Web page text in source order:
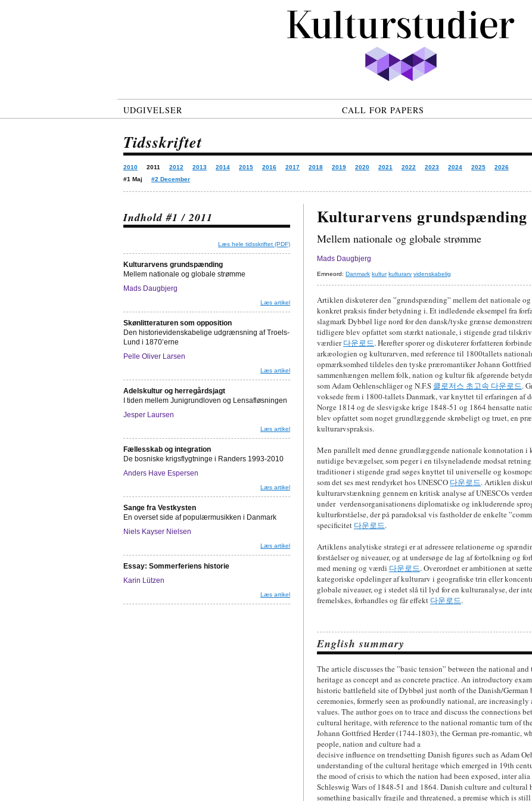
UDGIVELSER CALL FOR PAPERS
Tidsskriftet
2010 2011 2012 2013 2014 2015 2016 2017 2018 2019 2020 2021 2022 2023 2024 2025
2026
#1 Maj
#2 December
Indhold #1 / 2011
Læs hele tidsskriftet (PDF)
Kulturarvens grundspænding
Mellem nationale og globale strømme
Mads Daugbjerg
Læs artikel
Skønlitteraturen som opposition
Den historievidenskabelige udgrænsning af Troels-
Lund i 1870’erne
Pelle Oliver Larsen
Læs artikel
Adelskultur og herregårdsjagt
I tiden mellem Junigrundloven og Lensafløsningen
Jesper Laursen
Læs artikel
Fællesskab og integration
De bosniske krigsflygtninge i Randers 1993-2010
Anders Have Espersen
Læs artikel
Sange fra Vestkysten
En overset side af populærmusikken i Danmark
Niels Kayser Nielsen
Læs artikel
Essay: Sommerferiens historie
Karin Lützen
Læs artikel
Kulturarvens grundspænding
Mellem nationale og globale strømme
Mads Daugbjerg
Emneord: Danmark kultur kulturarv videnskabelig
Artiklen diskuterer den ”grundspænding” mellem det nationale
konkret praksis finder betydning i. Et indledende eksempel fra
slagmark Dybbøl lige nord for den dansk/tyske grænse
tidligere blev opfattet som stærkt nationale, i stigende grad
værdier다운로드. Herefter sporer og diskuterer forfatteren
arkæologien og kulturarven, med reference til 1800tallets
opmærksomhed tildeles den tyske præromantiker Johann
sammenhængen mellem folk, nation og kultur fik afgørende
som Adam Oehlenschläger og N.F.S 클로저스 초고속 다운로드.
voksede frem i 1800-tallets Danmark, var knyttet til erfaringen af
Norge 1814 og de slesvigske krige 1848-51 og 1864 hensatte
blev opfattet som noget grundlæggende skrøbeligt og truet, en
kulturarvspraksis.
Men parallelt med denne grundlæggende nationale konnotation i
nutidige bevægelser, som peger i en tilsyneladende modsat
traditioner i stigende grad søges knyttet til universelle og
som det ses mest rendyrket hos UNESCO 다운로드. Artiklen
kulturarvstænkning gennem en kritisk analyse af UNESCOs
under verdensorganisationens diplomatiske og inkluderende
kulturforståelse, der på paradoksal vis fastholder de enkelte
specificitet 다운로드.
Artiklens analytiske strategi er at adressere relationerne og
forståelser og niveauer, og at undersøge de lag af fortolkning og
med mening og værdi 다운로드. Overordnet er ambitionen at
kategoriske opdelinger af kulturarv i geografiske trin eller
globale niveauer, og i stedet slå til lyd for en kulturanalyse, der
fremelskes, forhandles og får effekt 다운로드.
English summary
The article discusses the ”basic tension” between the national
heritage as concept and as concrete practice. An introductory
historic battlefield site of Dybbøl just north of the Danish/German
ceremonies, formerly seen as profoundly national, are
values. The author goes on to trace and discuss the connections
cultural heritage, with reference to the national romantic turn of
Johann Gottfried Herder (1744-1803), the German pre-romantic,
people, nation and culture had a
decisive influence on trendsetting Danish figures such as Adam
understanding of the cultural heritage which emerged in 19th
the mood of crisis to which the nation had been exposed, inter
Schleswig Wars of 1848-51 and 1864. Danish culture and cultural
something basically fragile and threatened, a premise which is